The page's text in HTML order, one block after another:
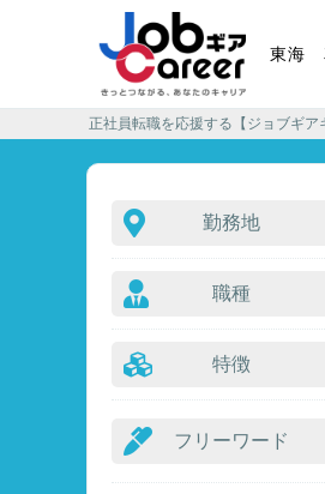
東海
正社員転職を応援する【ジョブギア
勤務地
職種
特徴
フリーワード